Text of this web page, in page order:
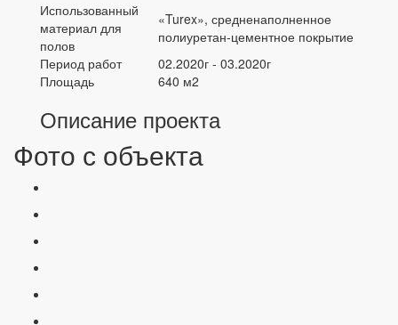
Использованный
материал для
полов
«Turex», средненаполненное
полиуретан-цементное покрытие
Период работ
02.2020г - 03.2020г
Площадь
640 м2
Описание проекта
Фото с объекта